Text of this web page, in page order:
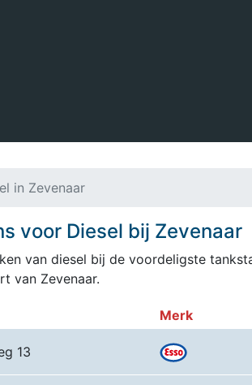
in Zevenaar
voor Diesel bij Zevenaar
van diesel bij de voordeligste
van Zevenaar.
Merk
13